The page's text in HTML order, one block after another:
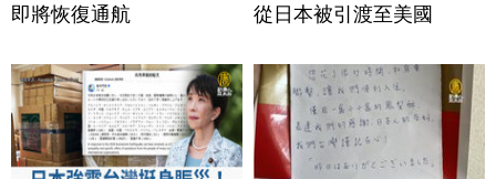
即將恢復通航
從日本被引渡至美國